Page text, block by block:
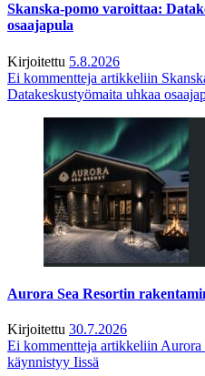
Skanska-pomo varoittaa:
osaajapula
Kirjoitettu 5.8.2026
Ei kommentteja artikkeliin
Datakeskustyömaita uhkaa
Aurora Sea Resortin
Kirjoitettu 30.7.2026
Ei kommentteja artikkeliin Aurora
käynnistyy Iissä